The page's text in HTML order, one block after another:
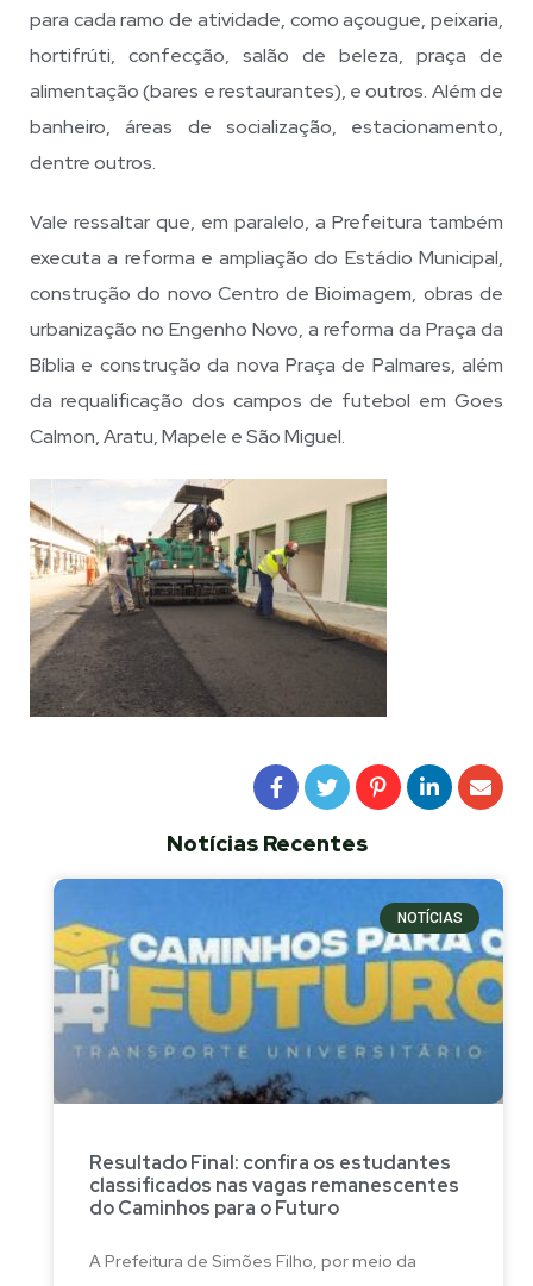
para cada ramo de atividade, como açougue, peixaria,
hortifrúti, confecção, salão de beleza, praça de
alimentação (bares e restaurantes), e outros. Além de
banheiro, áreas de socialização, estacionamento,
dentre outros.
Vale ressaltar que, em paralelo, a Prefeitura também
executa a reforma e ampliação do Estádio Municipal,
construção do novo Centro de Bioimagem, obras de
urbanização no Engenho Novo, a reforma da Praça da
Bíblia e construção da nova Praça de Palmares, além
da requalificação dos campos de futebol em Goes
Calmon, Aratu, Mapele e São Miguel.
Notícias Recentes
NOTÍCIAS
Resultado Final: confira os estudantes
classificados nas vagas remanescentes
do Caminhos para o Futuro
A Prefeitura de Simões Filho, por meio da